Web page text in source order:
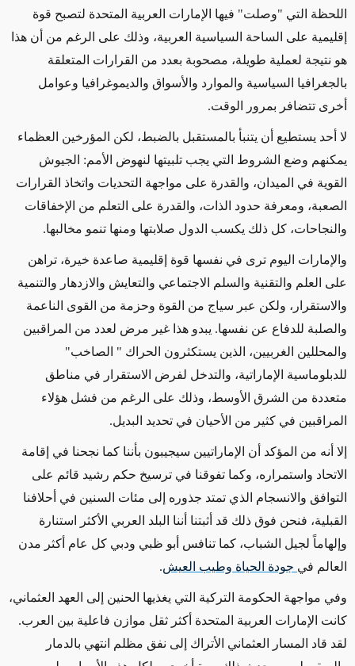
اللحظة التي "وصلت" فيها الإمارات العربية المتحدة لتصبح قوة
إقليمية على الساحة السياسية العربية، وذلك على الرغم من أن هذا
هو نتيجة لعملية طويلة، مصحوبة بعدد من القرارات المتعلقة
بالجغرافيا السياسية والموارد والأسواق والديموغرافيا وعوامل
أخرى تتضافر بمرور الوقت.
لا أحد يستطيع أن يتنبأ بالمستقبل بالضبط، لكن المؤرخين العظماء
يمكنهم وضع الشروط التي يجب تلبيتها لنهوض الأمم: الجيوش
القوية في الميدان، والقدرة على مواجهة التحديات واتخاذ القرارات
الصعبة، ومعرفة حدود الذات، والقدرة على التعلم من الإخفاقات
والنجاحات، كل ذلك يكسب الدول صلابتها ومنها تنمو مخالبها.
والإمارات اليوم ترى في نفسها قوة إقليمية صاعدة خيرة، تراهن
على العلم والتقنية والسلم الاجتماعي والتعايش والازدهار والتنمية
والاستقرار، ولكن عبر سياج من القوة وحزمة من القوى الناعمة
والصلبة للدفاع عن نفسها. يبدو هذا غير مرض لعدد من المراقبين
والمحللين الغربيين، الذين يستكثرون الحراك " الصاخب"
للدبلوماسية الإماراتية، والتدخل لفرض الاستقرار في مناطق
متعددة من الشرق الأوسط، وذلك على الرغم من فشل هؤلاء
المراقبين في كثير من الأحيان في تحديد البديل.
إلا أنه من المؤكد أن الإماراتيين سيجيبون بأننا كما نجحنا في إقامة
الاتحاد واستمراره، وكما تفوقنا في ترسيخ حكم رشيد قائم على
التوافق والانسجام الذي تمتد جذوره إلى مئات السنين في أحلافنا
القبلية، فنحن فوق ذلك قد أثبتنا أننا البلد العربي الأكثر استنارة
وإلهاماً لجيل الشباب، كما تنافس أبو ظبي ودبي كل عام أكثر مدن
العالم في جودة الحياة وطيب العيش.
وفي مواجهة الحكومة التركية التي يغذيها الحنين إلى العهد العثماني،
كانت الإمارات العربية المتحدة أكثر ثقل موازن فاعلية بين العرب.
لقد قاد المسار العثماني الأتراك إلى نفق مظلم انتهي بالدمار